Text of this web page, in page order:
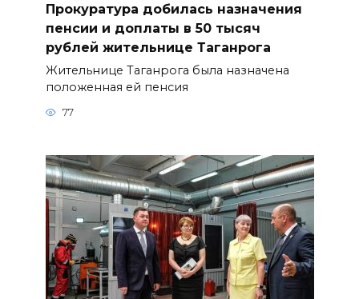
Прокуратура добилась назначения
пенсии и доплаты в 50 тысяч
рублей жительнице Таганрога
Жительнице Таганрога была назначена
положенная ей пенсия
77